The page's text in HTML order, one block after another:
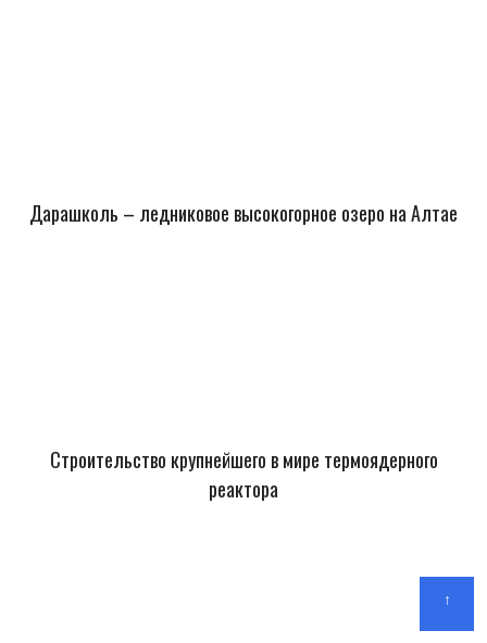
Дарашколь – ледниковое высокогорное озеро на Алтае
Строительство крупнейшего в мире термоядерного
реактора
↑